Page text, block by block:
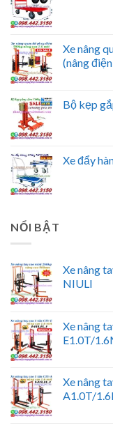
Xe nâng
(nâng
Bộ kẹp
Xe đẩy
NỔI BẬT
Xe nâng
NIULI
Xe nâng
E1.0T/
Xe nâng
A1.0T/